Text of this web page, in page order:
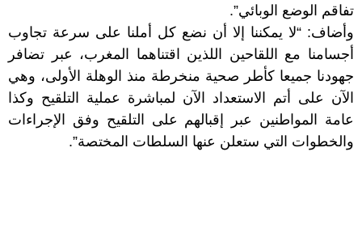
تفاقم الوضع الوبائي”.
وأضاف: “لا يمكننا إلا أن نضع كل أملنا على سرعة تجاوب
أجسامنا مع اللقاحين اللذين اقتناهما المغرب، عبر تضافر
جهودنا جميعا كأطر صحية منخرطة منذ الوهلة الأولى، وهي
الآن على أتم الاستعداد الآن لمباشرة عملية التلقيح وكذا
عامة المواطنين عبر إقبالهم على التلقيح وفق الإجراءات
والخطوات التي ستعلن عنها السلطات المختصة”.